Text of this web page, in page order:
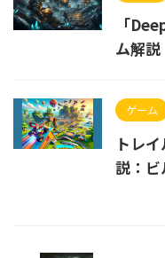
「
ム解説
ゲーム
トレ
説：ビ